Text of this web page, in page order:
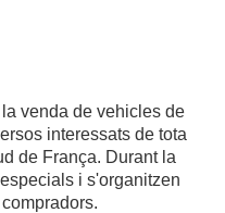
venda de vehicles de
interessats de tota
de França. Durant la
i s'organitzen